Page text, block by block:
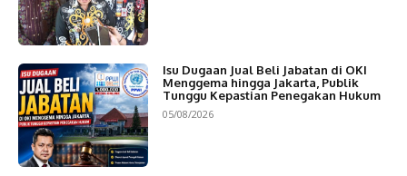
Isu Dugaan Jual Beli Jabatan di OKI
Menggema hingga Jakarta, Publik
Tunggu Kepastian Penegakan Hukum
05/08/2026